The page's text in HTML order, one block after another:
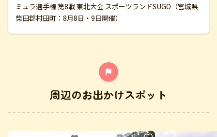
ミュラ選手権 第8戦 東北大会 スポーツランドSUGO（宮城県
柴田郡村田町：8月8日・9日開催）
周辺のお出かけスポット